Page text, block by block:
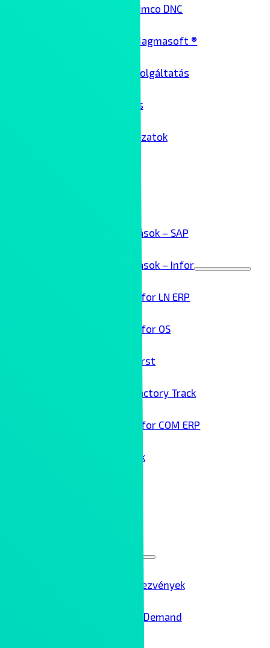
Cimco DNC
Magmasoft ®
Architekt szolgáltatás
Üzemeltetés
Passzív hálózatok
ERP megoldások – SAP
ERP megoldások – Infor
Menu
Infor LN ERP
Infor OS
Birst
Factory Track
Infor COM ERP
Technológai partnereink
Menu
Ipar 4.0 rendezvények
Ipar 4.0 – On Demand